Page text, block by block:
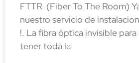
FTTR (Fiber To The Room)
nuestro servicio de
!. La fibra óptica invisible
tener toda la